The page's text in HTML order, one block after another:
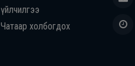
үйлчилгээ
Чатаар холбогдох